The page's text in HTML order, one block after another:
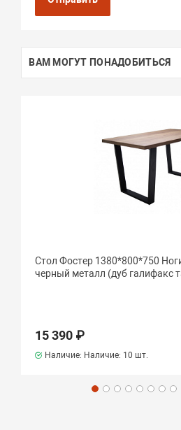
ВАМ МОГУТ ПОНАДОБИТЬСЯ
Стол Фостер 1380*800*750
черный металл (дуб галифакс
15 390 ₽
Наличие: Наличие: 10 шт.